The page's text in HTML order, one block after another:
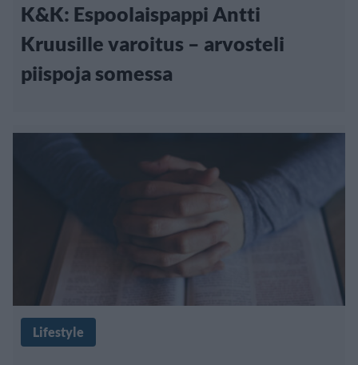
K&K: Espoolaispappi Antti
Kruusille varoitus – arvosteli
piispoja somessa
Lifestyle